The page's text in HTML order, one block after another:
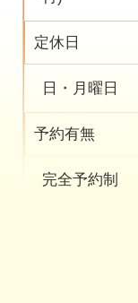
定休日
日・月曜日
予約有無
完全予約制